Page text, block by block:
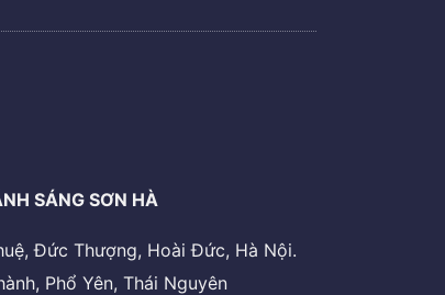
SÁNG SƠN HÀ
Đức Thượng, Hoài Đức, Hà Nội.
Phổ Yên, Thái Nguyên